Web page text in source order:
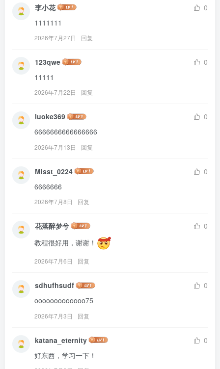
李小花
0
1111111
2026年7月27日 回复
123qwe
0
11111
2026年7月22日 回复
luoke369
0
6666666666666666
2026年7月13日 回复
Misst_0224
0
6666666
2026年7月8日 回复
花落醉梦兮
0
教程很好用，谢谢！
2026年7月6日 回复
sdhufhsudf
0
ooooooooooooo75
2026年7月3日 回复
katana_eternity
0
好东西，学习一下！